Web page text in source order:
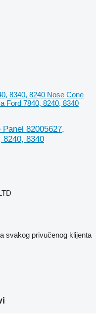
8340, 8240 Nose Cone
Ford 7840, 8240, 8340
82005627,
8240, 8340
svakog privučenog klijenta